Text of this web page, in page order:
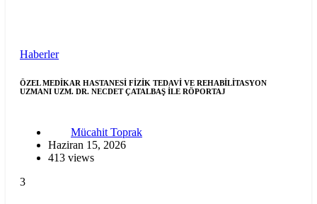
Haberler
ÖZEL MEDİKAR HASTANESİ FİZİK TEDAVİ VE REHABİLİTASYON
UZMANI UZM. DR. NECDET ÇATALBAŞ İLE RÖPORTAJ
Mücahit Toprak
Haziran 15, 2026
413 views
3